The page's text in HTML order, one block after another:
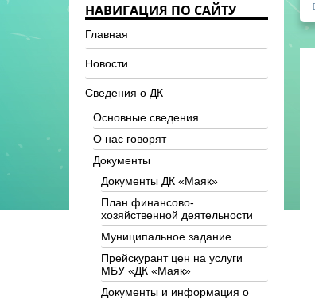
НАВИГАЦИЯ ПО САЙТУ
Главная
Новости
Сведения о ДК
Основные сведения
О нас говорят
Документы
Документы ДК «Маяк»
План финансово-
хозяйственной деятельности
Муниципальное задание
Прейскурант цен на услуги
МБУ «ДК «Маяк»
Документы и информация о